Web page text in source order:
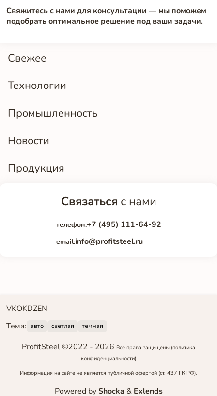
Свежее
Технологии
Промышленность
Новости
Продукция
Свяжитесь с нами для консультации — мы поможем
подобрать оптимальное решение под ваши задачи.
Связаться с нами
телефон:+7 (495) 111-64-92
email:info@profitsteel.ru
VKOKDZEN
Тема: авто светлая тёмная
ProfitSteel ©2022 - 2026 Все права защищены (политика
конфиденциальности)
Информация на сайте не является публичной офертой (ст. 437 ГК РФ).
Powered by Shocka & Exlends